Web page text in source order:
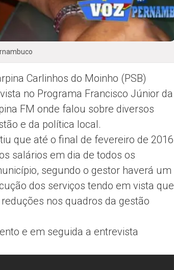
Carlinhos do Moinho (PSB)
no Programa Francisco Júnior da
FM onde falou sobre diversos
e da política local.
que até o final de fevereiro de 2016
salários em dia de todos os
segundo o gestor haverá um
dos serviços tendo em vista que
nos quadros da gestão
e em seguida a entrevista